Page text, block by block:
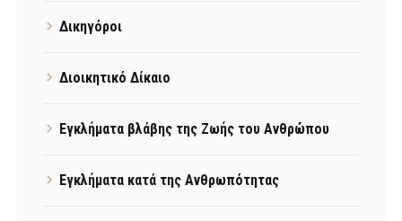
Δικηγόροι
Διοικητικό Δίκαιο
Εγκλήματα βλάβης της Ζωής του Ανθρώπου
Εγκλήματα κατά της Ανθρωπότητας